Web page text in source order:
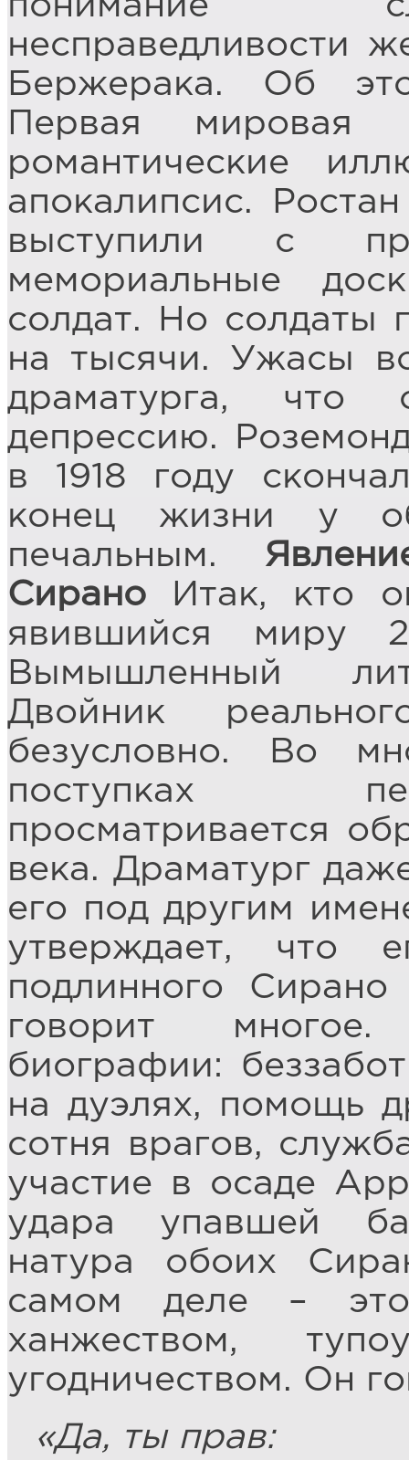
несправедливости
Бержерака. Об
Первая мировая
романтические
апокалипсис.
выступили с
мемориальные
солдат. Но солдаты
на тысячи. Ужасы
драматурга,
депрессию.
в 1918 году
конец жизни у
печальным.
Сирано Итак, кто
явившийся миру
Вымышленный
Двойник
безусловно. Во
поступках
просматривается
века. Драматург
его под другим
утверждает, что
подлинного
говорит
биографии:
на дуэлях, помощь
сотня врагов,
участие в осаде
удара упавшей
натура обоих
самом деле –
ханжеством,
угодничеством. Он
«Да, ты прав: